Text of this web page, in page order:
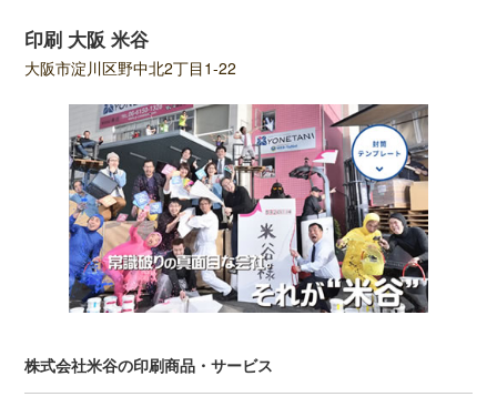
印刷 大阪 米谷
大阪市淀川区野中北2丁目1-22
株式会社米谷の印刷商品・サービス